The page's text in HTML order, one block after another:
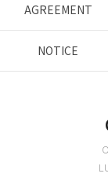
AGREEMENT
NOTICE